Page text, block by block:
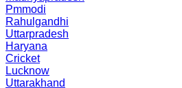
Pmmodi
Rahulgandhi
Uttarpradesh
Haryana
Cricket
Lucknow
Uttarakhand